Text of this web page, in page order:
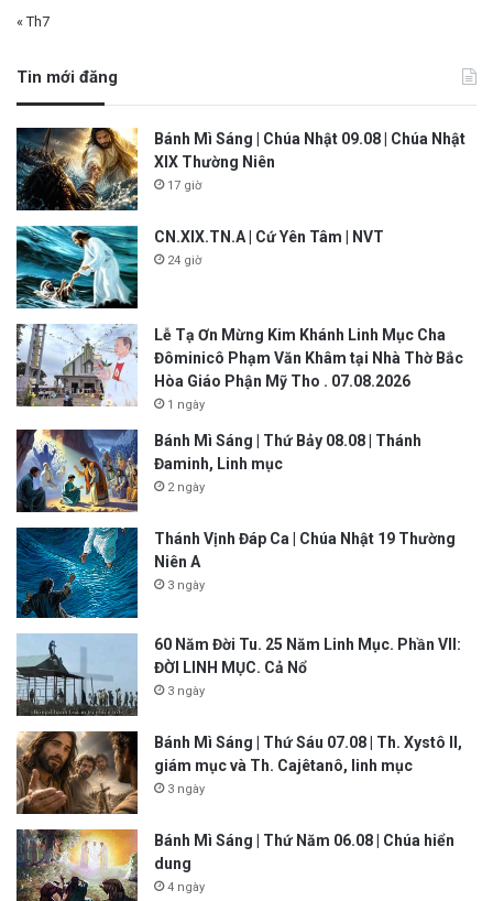
« Th7
Tin mới đăng
Bánh Mì Sáng | Chúa Nhật 09.08 | Chúa Nhật
XIX Thường Niên
17 giờ
CN.XIX.TN.A | Cứ Yên Tâm | NVT
24 giờ
Lễ Tạ Ơn Mừng Kim Khánh Linh Mục Cha
Đôminicô Phạm Văn Khâm tại Nhà Thờ Bắc
Hòa Giáo Phận Mỹ Tho . 07.08.2026
1 ngày
Bánh Mì Sáng | Thứ Bảy 08.08 | Thánh
Đaminh, Linh mục
2 ngày
Thánh Vịnh Đáp Ca | Chúa Nhật 19 Thường
Niên A
3 ngày
60 Năm Đời Tu. 25 Năm Linh Mục. Phần VII:
ĐỜI LINH MỤC. Cả Nổ
3 ngày
Bánh Mì Sáng | Thứ Sáu 07.08 | Th. Xystô II,
giám mục và Th. Cajêtanô, linh mục
3 ngày
Bánh Mì Sáng | Thứ Năm 06.08 | Chúa hiển
dung
4 ngày